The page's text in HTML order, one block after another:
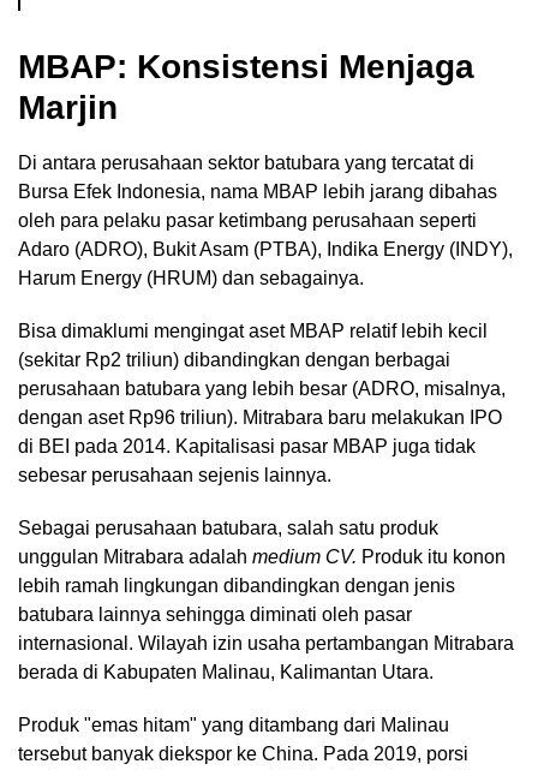
MBAP: Konsistensi Menjaga
Marjin
Di antara perusahaan sektor batubara yang tercatat di
Bursa Efek Indonesia, nama MBAP lebih jarang dibahas
oleh para pelaku pasar ketimbang perusahaan seperti
Adaro (ADRO), Bukit Asam (PTBA), Indika Energy (INDY),
Harum Energy (HRUM) dan sebagainya.
Bisa dimaklumi mengingat aset MBAP relatif lebih kecil
(sekitar Rp2 triliun) dibandingkan dengan berbagai
perusahaan batubara yang lebih besar (ADRO, misalnya,
dengan aset Rp96 triliun). Mitrabara baru melakukan IPO
di BEI pada 2014. Kapitalisasi pasar MBAP juga tidak
sebesar perusahaan sejenis lainnya.
Sebagai perusahaan batubara, salah satu produk
unggulan Mitrabara adalah medium CV. Produk itu konon
lebih ramah lingkungan dibandingkan dengan jenis
batubara lainnya sehingga diminati oleh pasar
internasional. Wilayah izin usaha pertambangan Mitrabara
berada di Kabupaten Malinau, Kalimantan Utara.
Produk "emas hitam" yang ditambang dari Malinau
tersebut banyak diekspor ke China. Pada 2019, porsi